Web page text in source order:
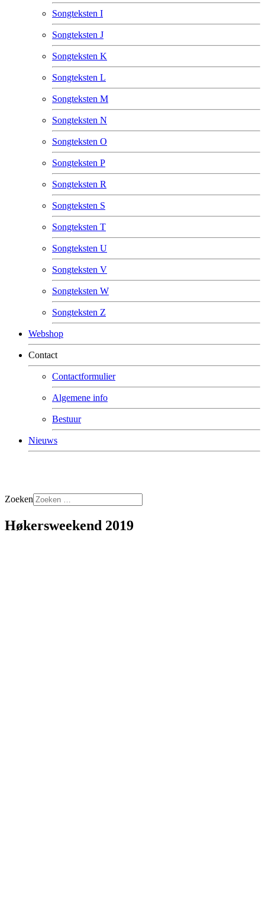
Songteksten I
Songteksten J
Songteksten K
Songteksten L
Songteksten M
Songteksten N
Songteksten O
Songteksten P
Songteksten R
Songteksten S
Songteksten T
Songteksten U
Songteksten V
Songteksten W
Songteksten Z
Webshop
Contact
Contactformulier
Algemene info
Bestuur
Nieuws
Zoeken
Høkersweekend 2019